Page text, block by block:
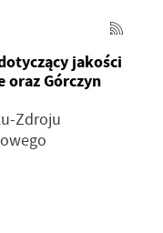
jakości
oraz Górczyn
Zdroju